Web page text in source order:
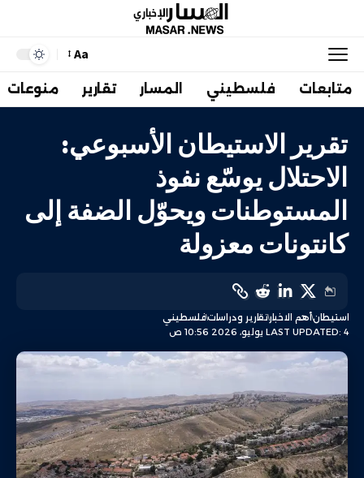
Aa
متابعات فلسطيني المسار تقارير منوعات
تقرير الاستيطان الأسبوعي:
الاحتلال يوسّع نفوذ
المستوطنات ويحوّل الضفة إلى
كانتونات معزولة
LAST UPDATED: 4 يوليو، 2026 10:56 ص
استيطانأهم الاخبارتقارير ودراساتفلسطيني